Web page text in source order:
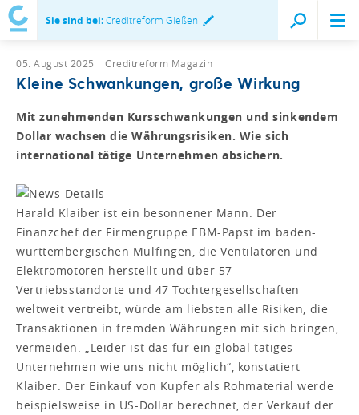
Sie sind bei:Creditreform Gießen
05. August 2025 Creditreform Magazin
Kleine Schwankungen, große Wirkung
Mit zunehmenden Kursschwankungen und sinkendem
Dollar wachsen die Währungsrisiken. Wie sich
international tätige Unternehmen absichern.
Harald Klaiber ist ein besonnener Mann. Der
Finanzchef der Firmengruppe EBM-Papst im baden-
württembergischen Mulfingen, die Ventilatoren und
Elektromotoren herstellt und über 57
Vertriebsstandorte und 47 Tochtergesellschaften
weltweit vertreibt, würde am liebsten alle Risiken, die
Transaktionen in fremden Währungen mit sich bringen,
vermeiden. „Leider ist das für ein global tätiges
Unternehmen wie uns nicht möglich“, konstatiert
Klaiber. Der Einkauf von Kupfer als Rohmaterial werde
beispielsweise in US-Dollar berechnet, der Verkauf der